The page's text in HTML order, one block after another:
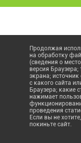
Продолжая
на обработку
(сведения о
версия Браузера;
экрана;
с какого сайта
Браузера; какие
нажимает
проведения
Если вы не
покиньте сайт.